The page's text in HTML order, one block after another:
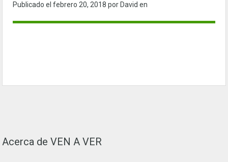
Publicado el febrero 20, 2018 por David en
Acerca de VEN A VER